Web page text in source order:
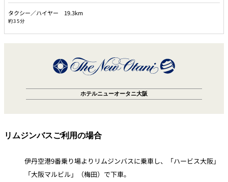
タクシー／ハイヤー 19.3km
約35分
ホテルニューオータニ大阪
リムジンバスご利用の場合
伊丹空港9番乗り場よりリムジンバスに乗車し、「ハービス大阪」
「大阪マルビル」（梅田）で下車。